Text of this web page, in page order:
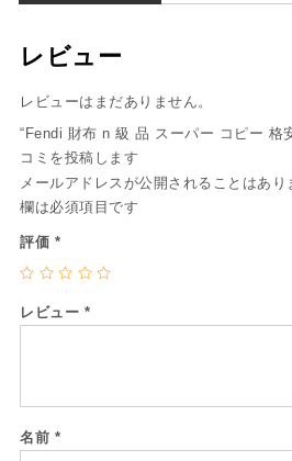
レビュー
レビューはまだありません。
“Fendi 財布 n 級 品 スーパー コピー 格
コミを投稿します
メールアドレスが公開されることはあり
欄は必須項目です
評価 *
レビュー *
名前 *